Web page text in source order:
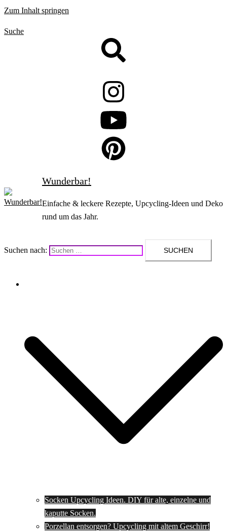
Zum Inhalt springen
Suche
Wunderbar!
Einfache & leckere Rezepte, Upcycling-Ideen und Deko
rund um das Jahr.
Suchen nach:
Socken Upcycling Ideen. DIY für alte, einzelne und
kaputte Socken.
Porzellan entsorgen? Upcycling mit altem Geschirr!